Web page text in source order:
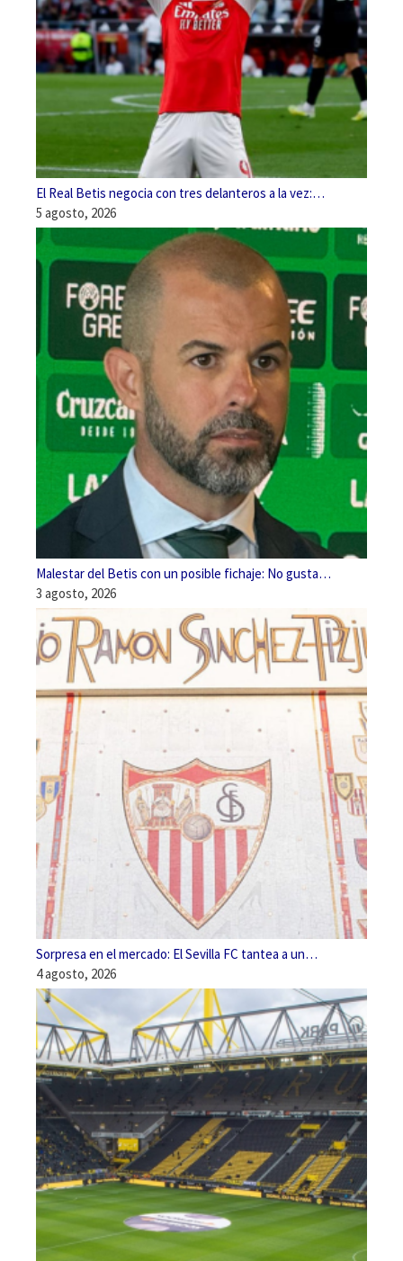
El Real Betis negocia con tres delanteros a la vez:…
5 agosto, 2026
Malestar del Betis con un posible fichaje: No gusta…
3 agosto, 2026
Sorpresa en el mercado: El Sevilla FC tantea a un…
4 agosto, 2026